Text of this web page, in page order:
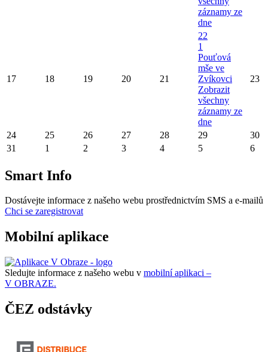
záznamy ze
dne
17 18 19 20 21
22
1
Pouťová
mše ve
Zvíkovci
Zobrazit
všechny
záznamy ze
dne
23
24 25 26 27 28 29
30
31
1 2 3 4 5 6
Smart Info
Dostávejte informace z našeho webu prostřednictvím SMS a e-mailů
Chci se zaregistrovat
Mobilní aplikace
Sledujte informace z našeho webu v mobilní aplikaci –
V OBRAZE.
ČEZ odstávky